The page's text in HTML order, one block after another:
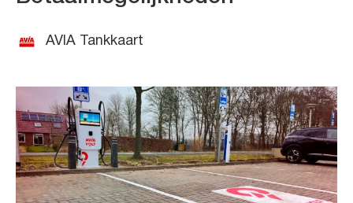
AVIA Tankkaart